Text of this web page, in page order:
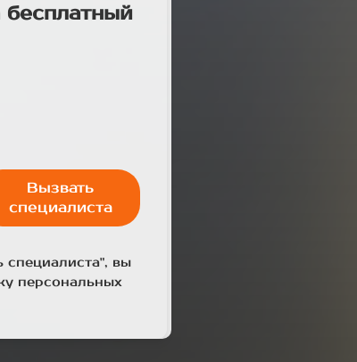
бесплатный
Вызвать
специалиста
специалиста", вы
персональных